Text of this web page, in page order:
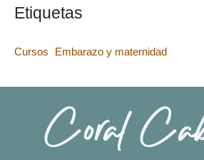
Etiquetas
Cursos Embarazo y maternidad